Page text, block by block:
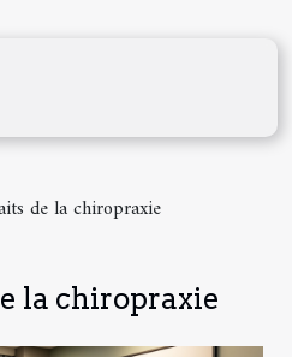
de la chiropraxie
la chiropraxie